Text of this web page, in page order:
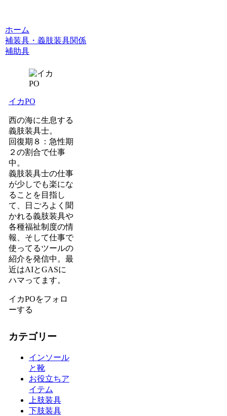
ホーム
補装具・義肢装具関係
補助具
イカPO
西の海に生息する
義肢装具士。
回復期８：急性期
２の割合で仕事
中。
義肢装具士の仕事
が少しでも楽にな
ることを目指し
て、日ごろよく聞
かれる義肢装具や
各種福祉制度の情
報、そして仕事で
使ってるツールの
紹介を発信中。最
近はAIとGASに
ハマってます。
イカPOをフォロ
ーする
カテゴリー
インソール
と靴
お役立ちア
イテム
上肢装具
下肢装具